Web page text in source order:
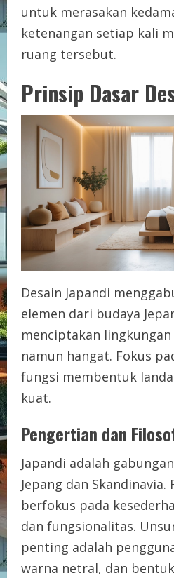
untuk merasakan
ketenangan setiap kali
ruang tersebut.
Prinsip Dasar
Desain Japandi
elemen dari budaya
menciptakan lingkungan
namun hangat. Fokus
fungsi membentuk
kuat.
Pengertian dan
Japandi adalah
Jepang dan
berfokus pada
dan fungsionalitas.
penting adalah
warna netral, dan